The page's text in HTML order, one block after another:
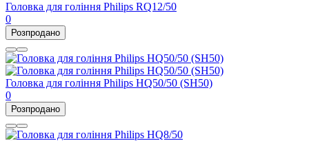
Головка для гоління Philips RQ12/50
0
Розпродано
Головка для гоління Philips HQ50/50 (SH50)
0
Розпродано